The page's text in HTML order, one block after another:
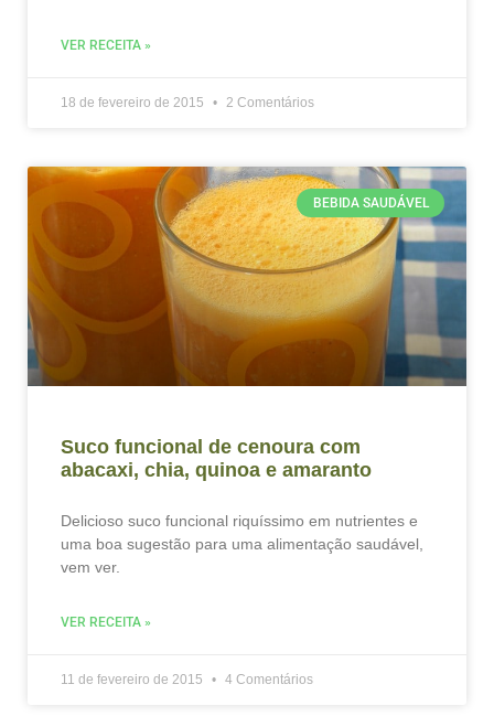
VER RECEITA »
18 de fevereiro de 2015 2 Comentários
BEBIDA SAUDÁVEL
Suco funcional de cenoura com
abacaxi, chia, quinoa e amaranto
Delicioso suco funcional riquíssimo em nutrientes e
uma boa sugestão para uma alimentação saudável,
vem ver.
VER RECEITA »
11 de fevereiro de 2015 4 Comentários